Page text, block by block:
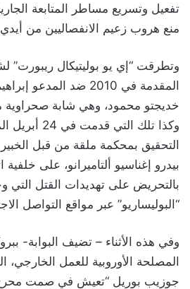
تفعيل وتسريع مساطر المتابعة
منع هروب زعيم الانفصاليين من أيدي
وتطرقت “إي يو بوليتيكال ريبورت”
المقدمة في 2010 ضد
خديجتو محمود، وهي شابة
وكذا تلك التي
التحقيق بمحكمة ملقة من قبل
بيدرو إغناسيو ألتاميرانو، على خلفية
بالتحريض على تهديدات القتل التي
“البوليساريو” عبر مواقع التواصل
وفي هذه الأثناء – تضيف البوابة-
المصلحة الأوروبية للعمل الخارجي،
جوزيب بوريل “تعيش في صمت